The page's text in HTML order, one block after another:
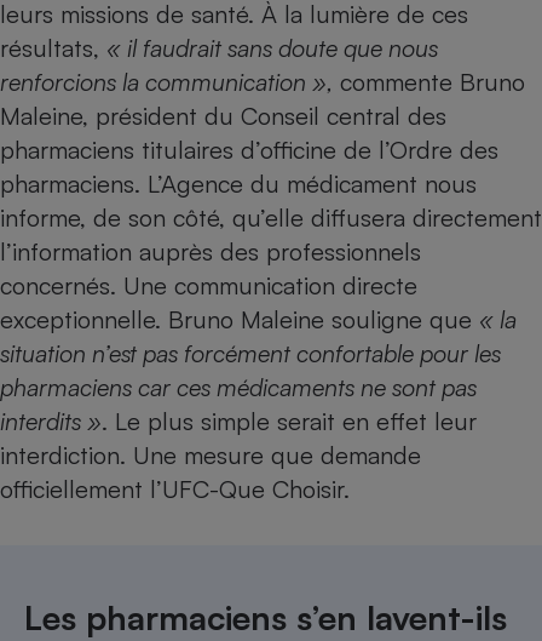
leurs missions de santé. À la lumière de ces
résultats, « il faudrait sans doute que nous
renforcions la communication », commente Bruno
Maleine, président du Conseil central des
pharmaciens titulaires d’officine de l’Ordre des
pharmaciens. L’Agence du médicament nous
informe, de son côté, qu’elle diffusera directement
l’information auprès des professionnels
concernés. Une communication directe
exceptionnelle. Bruno Maleine souligne que « la
situation n’est pas forcément confortable pour les
pharmaciens car ces médicaments ne sont pas
interdits ». Le plus simple serait en effet leur
interdiction. Une mesure que demande
officiellement l’UFC-Que Choisir.
Les pharmaciens s’en lavent-ils